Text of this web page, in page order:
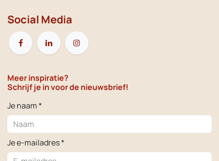
Social Media
Meer inspiratie?
Schrijf je in voor de nieuwsbrief!
Je naam *
Je e-mailadres *